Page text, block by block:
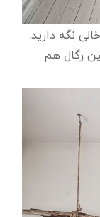
نگه دارید.
رگال هم